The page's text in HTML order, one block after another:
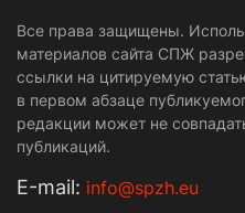
Все права защищены.
материалов сайта СПЖ
ссылки на цитируемую
в первом абзаце
редакции может не
публикаций.
Е-mail: info@spzh.eu